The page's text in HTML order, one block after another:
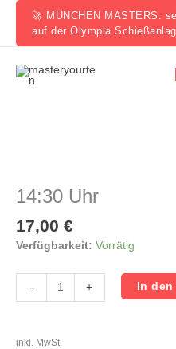
springen
🚀 MÜNCHEN MASTERS:
auf der Olympia
14:30 Uhr
17,00 €
Verfügbarkeit: Vorrätig
-
Menge
+ In
inkl. MwSt.